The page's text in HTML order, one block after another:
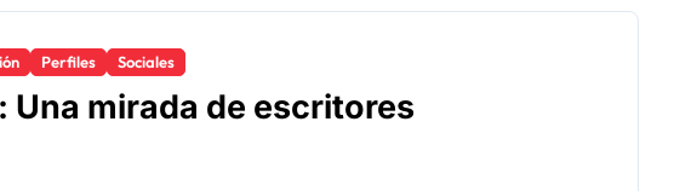
Perfiles Sociales
Una mirada de escritores